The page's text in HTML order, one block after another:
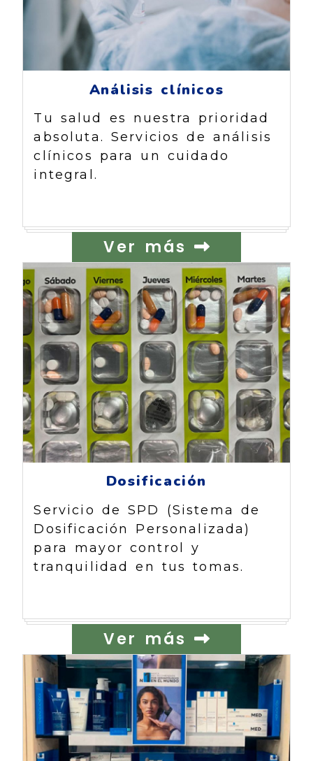
Análisis clínicos
Tu salud es nuestra prioridad
absoluta. Servicios de análisis
clínicos para un cuidado
integral.
Ver más
Dosificación
Servicio de SPD (Sistema de
Dosificación Personalizada)
para mayor control y
tranquilidad en tus tomas.
Ver más